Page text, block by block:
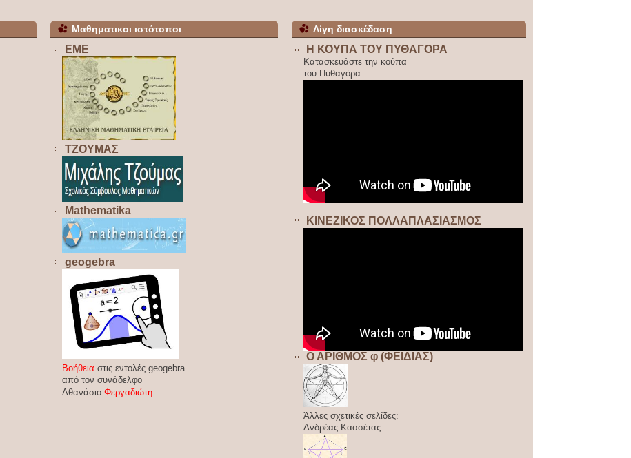
Μαθηματικοι ιστότοποι
ΕΜΕ
ΤΖΟΥΜΑΣ
Mathematika
geogebra
Βοήθεια στις εντολές geogebra
από τον συνάδελφο
Αθανάσιο Φεργαδιώτη.
Λίγη διασκέδαση
Η ΚΟΥΠΑ ΤΟΥ ΠΥΘΑΓΟΡΑ
Κατασκευάστε την κούπα
του Πυθαγόρα
ΚΙΝΕΖΙΚΟΣ ΠΟΛΛΑΠΛΑΣΙΑΣΜΟΣ
Ο ΑΡΙΘΜΟΣ φ (ΦΕΙΔΙΑΣ)
Άλλες σχετικές σελίδες:
Ανδρέας Κασσέτας